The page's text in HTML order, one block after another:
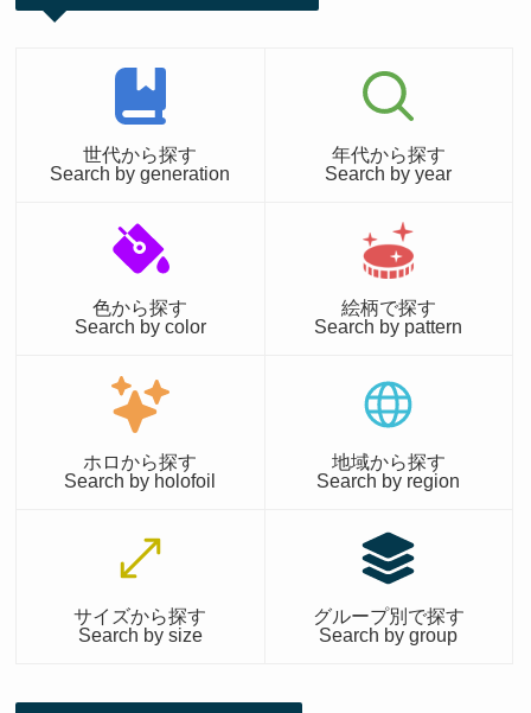
世代から探す
Search by generation
年代から探す
Search by year
色から探す
Search by color
絵柄で探す
Search by pattern
ホロから探す
Search by holofoil
地域から探す
Search by region
サイズから探す
Search by size
グループ別で探す
Search by group